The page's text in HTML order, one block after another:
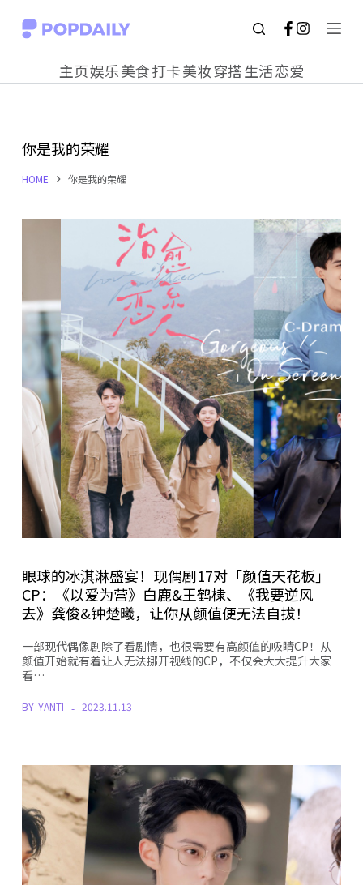
S
o
c
n
主页娱乐美食打卡美妆穿搭生活恋爱
你是我的荣耀
HOME 你是我的荣耀
眼球的冰淇淋盛宴！现偶剧17对「颜值天花板」
CP：《以爱为营》白鹿&王鹤棣、《我要逆风
去》龚俊&钟楚曦，让你从颜值便无法自拔！
一部现代偶像剧除了看剧情，也很需要有高颜值的吸睛CP！从
颜值开始就有着让人无法挪开视线的CP，不仅会大大提升大家
看…
BY YANTI 2023.11.13